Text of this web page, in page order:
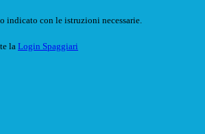
indicato con le istruzioni necessarie.
la Login Spaggiari